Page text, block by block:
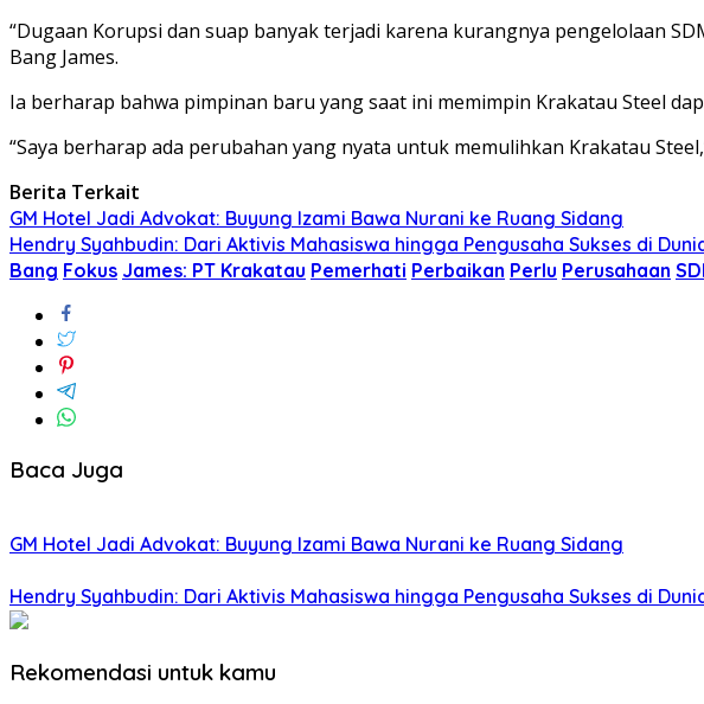
“Dugaan Korupsi dan suap banyak terjadi karena kurangnya pengelolaan
Bang James.
Ia berharap bahwa pimpinan baru yang saat ini memimpin Krakatau Steel
“Saya berharap ada perubahan yang nyata untuk memulihkan Krakatau
Berita Terkait
GM Hotel Jadi Advokat: Buyung Izami Bawa Nurani ke Ruang Sidang
Hendry Syahbudin: Dari Aktivis Mahasiswa hingga Pengusaha Sukses di
Bang Fokus James: PT Krakatau Pemerhati Perbaikan Perlu Perusahaan
Baca Juga
GM Hotel Jadi Advokat: Buyung Izami Bawa Nurani ke Ruang Sidang
Hendry Syahbudin: Dari Aktivis Mahasiswa hingga Pengusaha Sukses di
Rekomendasi untuk kamu